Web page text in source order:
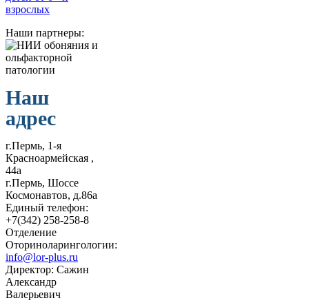
Наши партнеры:
Наш
адрес
г.Пермь, 1-я
Красноармейская ,
44а
г.Пермь, Шоссе
Космонавтов, д.86а
Единый телефон:
+7(342) 258-258-8
Отделение
Оториноларингологии:
info@lor-plus.ru
Директор: Сажин
Александр
Валерьевич